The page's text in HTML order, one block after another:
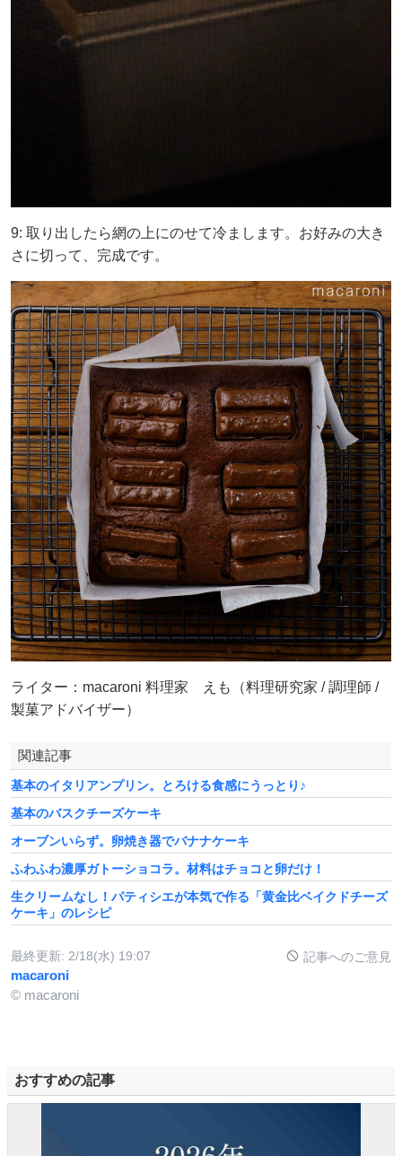
9: 取り出したら網の上にのせて冷まします。お好みの大き
さに切って、完成です。
ライター：macaroni 料理家 えも（料理研究家 / 調理師 /
製菓アドバイザー）
関連記事
基本のイタリアンプリン。とろける食感にうっとり♪
基本のバスクチーズケーキ
オーブンいらず。卵焼き器でバナナケーキ
ふわふわ濃厚ガトーショコラ。材料はチョコと卵だけ！
生クリームなし！パティシエが本気で作る「黄金比ベイクドチーズ
ケーキ」のレシピ
最終更新: 2/18(水) 19:07 記事へのご意見
macaroni
© macaroni
おすすめの記事